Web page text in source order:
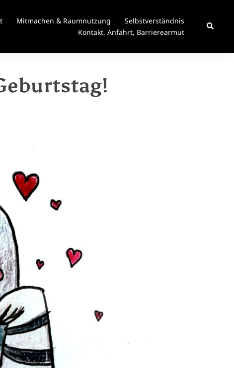
Mitmachen & Raumnutzung
Selbstverständnis
Kontakt, Anfahrt, Barrierearmut
Suche